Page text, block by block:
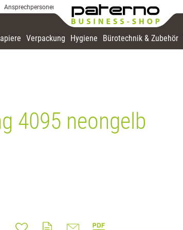
Ansprechpersonen
Verpackung Hygiene Bürotechnik & Zubehör
4095 neongelb